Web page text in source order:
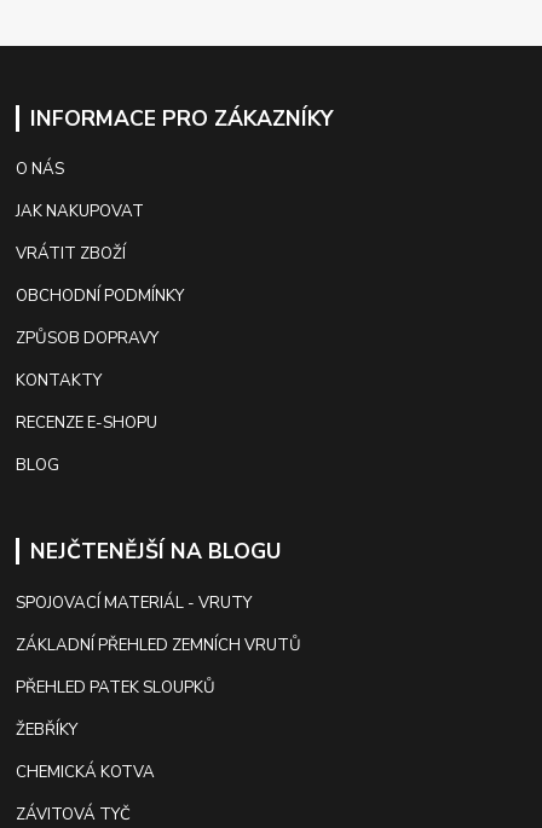
INFORMACE PRO ZÁKAZNÍKY
O NÁS
JAK NAKUPOVAT
VRÁTIT ZBOŽÍ
OBCHODNÍ PODMÍNKY
ZPŮSOB DOPRAVY
KONTAKTY
RECENZE E-SHOPU
BLOG
NEJČTENĚJŠÍ NA BLOGU
SPOJOVACÍ MATERIÁL - VRUTY
ZÁKLADNÍ PŘEHLED ZEMNÍCH VRUTŮ
PŘEHLED PATEK SLOUPKŮ
ŽEBŘÍKY
CHEMICKÁ KOTVA
ZÁVITOVÁ TYČ